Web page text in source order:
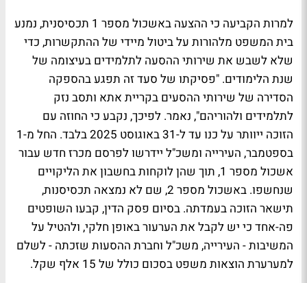
למרות הקביעה כי ההצעה באשכול מספר 1 תכסיסנית, נמנע
בית המשפט מלהורות על ביטול מיידי של ההתקשרות, כדי
שלא לשבש את שירותי ההסעה לתלמידים בעיצומה של
שנת הלימודים. "פסיקתו של סעד זה תפגע בהספקה
הסדירה של שירותי ההסעים בקריית אתא ותסב נזק
לתלמידים ולהוריהם", נאמר. לפיכך, נקבע כי החוזה עם
הזוכה ייוותר על כנו עד ל-31 באוגוסט 2025 בלבד. החל מ-1
בספטמבר, העירייה ומשכ"ל יידרשו לפרסם מכרז חדש עבור
אשכול מספר 1, תוך שהן לוקחות בחשבון את הליקויים
שנחשפו. באשכול מספר 2, שם לא נמצאה תכסיסנות,
תישאר הזוכה בעמדתה. בסיום פסק הדין, קבעו השופטים
פה-אחד כי יש לקבל את הערעור באופן חלקי, ולהטיל על
המשיבות - העירייה, משכ"ל וחברת ההסעות שזכתה - לשלם
למערערת הוצאות משפט בסכום כולל של 15 אלף שקל.